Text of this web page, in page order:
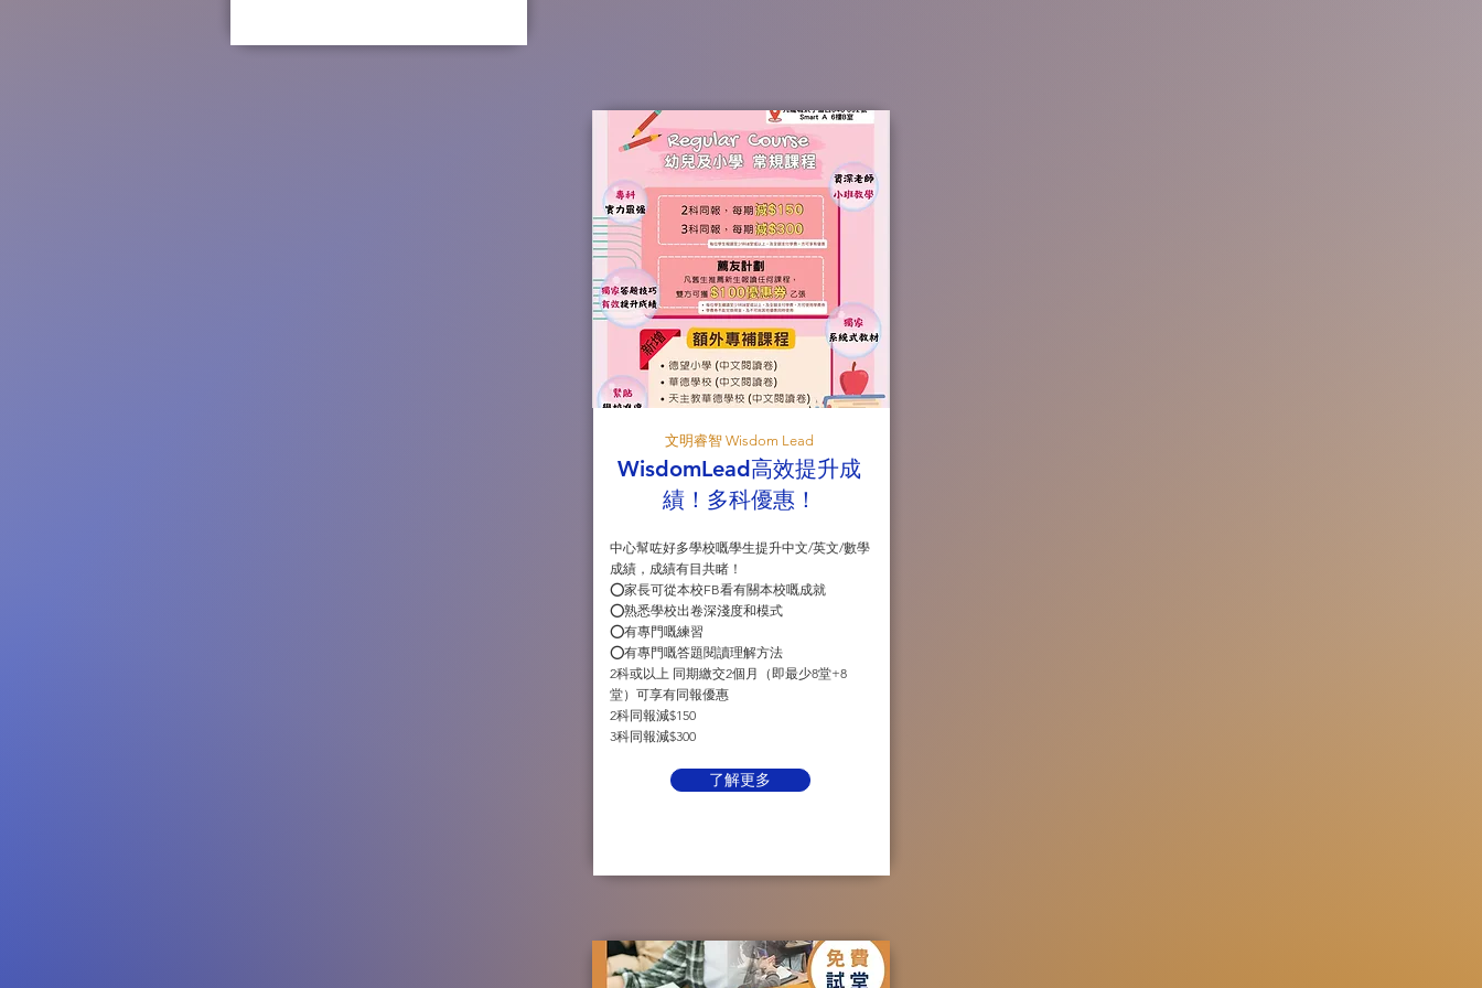
文明睿智 Wisdom Lead
WisdomLead高效提升成
績！多科優惠！
中心幫咗好多學校嘅學生提升中文/英文/數學
成績，成績有目共睹！
⭕️家長可從本校FB看有關本校嘅成就
⭕️熟悉學校出卷深淺度和模式
⭕️有專門嘅練習
⭕️有專門嘅答題閱讀理解方法
2科或以上 同期繳交2個月（即最少8堂+8
堂）可享有同報優惠
2科同報減$150
3科同報減$300
了解更多